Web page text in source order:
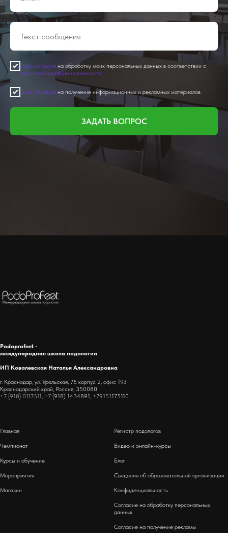
Даю согласие на обработку моих персональных данных в соответствии с
политикой конфиденциальности
Даю согласие на получение информационных и рекламных материалов
ЗАДАТЬ ВОПРОС
Podoprofeet -
международная школа подологии
ИП Ковалевская Наталья Александровна
г. Краснодар, ул. Уральская, 75 корпус 2, офис 193
Краснодарский край, Россия, 350080
+7 (918) 0117511, +7 (918) 1434891, +79151175110
Главная
Чемпионат
Курсы и обучение
Мероприятия
Магазин
Регистр подологов
Видео и онлайн-курсы
Блог
Сведения об образовательной организации
Конфиденциальность
Согласие на обработку персональных
данных
Согласие на получение рекламы